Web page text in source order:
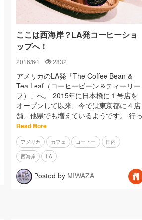
ここは西海岸？LA発コーヒーショ
ップへ！
2016/6/1 2832
アメリカのLA発「The Coffee Bean &
Tea Leaf（コーヒービーン＆ティーリー
フ）」へ。 2015年に日本橋に１号店を
オープンして以来、今では東京都に４店
舗、他県でも増えているようです。 行っ
Read More
アメリカ カフェ コーヒー 国内
西海岸 LA
Posted by MIWAZA